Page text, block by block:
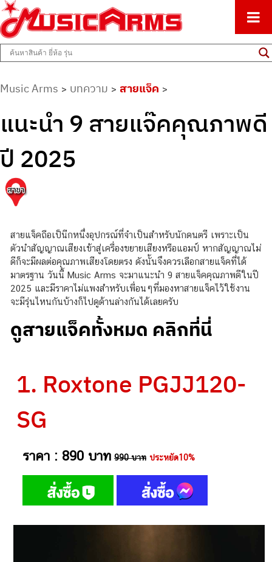
Music Arms
ศูนย์รวมครื่องดนตรีทุกชนิด ตั้งแต่เริ่มต้นถึงมืออาชีพ
Music Arms > บทความ > สายแจ็ค >
แนะนำ 9 สายแจ๊คคุณภาพดี
ปี 2025
สายแจ็คถือเป็นีกหนึ่งอุปกรณ์ที่จำเป็นสำหรับนักดนตรี เพราะเป็น
ตัวนำสัญญาณเสียงเข้าสู่เครื่องขยายเสียงหรือแอมป์ หากสัญญาณไม่
ดีก็จะมีผลต่อคุณภาพเสียงโดยตรง ดังนั้นจึงควรเลือกสายแจ็คที่ได้
มาตรฐาน วันนี้ Music Arms จะมาแนะนำ 9 สายแจ็คคุณภาพดีในปี
2025 และมีราคาไม่แพงสำหรับเพื่อนๆที่มองหาสายแจ็คไว้ใช้งาน
จะมีรุ่นไหนกันบ้างก็ไปดูด้านล่างกันได้เลยครับ
ดูสายแจ็คทั้งหมด คลิกที่นี่
1. Roxtone PGJJ120-
SG
ราคา : 890 บาท 990 บาท ประหยัด10%